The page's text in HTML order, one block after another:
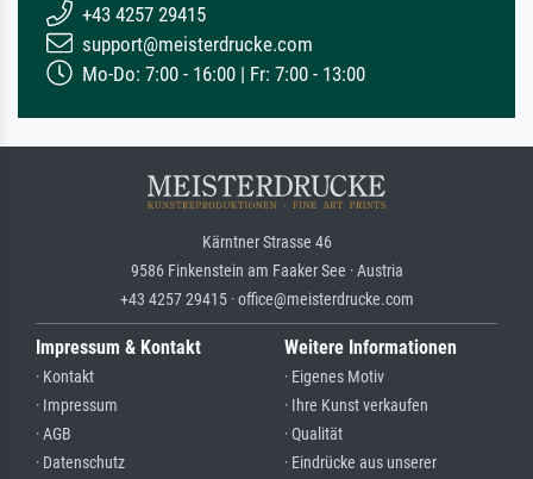
+43 4257 29415
support@meisterdrucke.com
Mo-Do: 7:00 - 16:00 | Fr: 7:00 - 13:00
Kärntner Strasse 46
9586 Finkenstein am Faaker See · Austria
+43 4257 29415 · office@meisterdrucke.com
Impressum & Kontakt
· Kontakt
· Impressum
· AGB
· Datenschutz
Weitere Informationen
· Eigenes Motiv
· Ihre Kunst verkaufen
· Qualität
· Eindrücke aus unserer